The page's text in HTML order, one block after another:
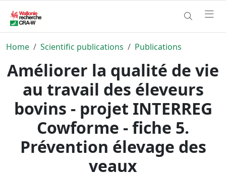
Home Scientific publications Publications
Améliorer la qualité de vie
au travail des éleveurs
bovins - projet INTERREG
Cowforme - fiche 5.
Prévention élevage des
veaux